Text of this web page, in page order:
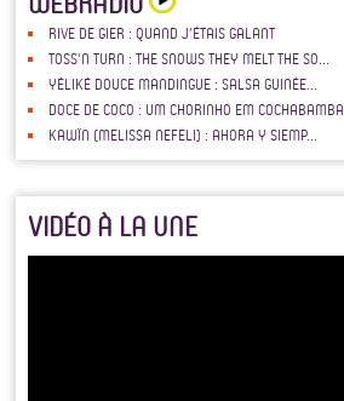
RIVE DE GIER : QUAND J’ÉTAIS GALANT
TOSS'N TURN : THE SNOWS THEY MELT THE SO...
YÉLIKÉ DOUCE MANDINGUE : SALSA GUINÉE...
DOCE DE COCO : UM CHORINHO EM COCHABAMBA
KAWÏN (MELISSA NEFELI) : AHORA Y SIEMP...
VIDÉO À LA UNE